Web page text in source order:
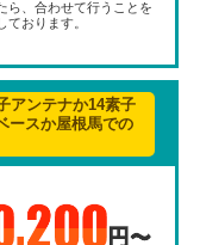
ら、合わせて行うことを
ております。
アンテナか14素子
ースか屋根馬での